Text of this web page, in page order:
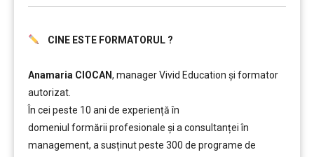
CINE ESTE FORMATORUL ?
Anamaria CIOCAN, manager Vivid Education și formator
autorizat.
În cei peste 10 ani de experiență în
domeniul formării profesionale și a consultanței în
management, a susținut peste 300 de programe de